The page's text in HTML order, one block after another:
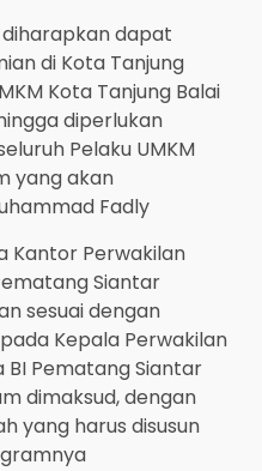
diharapkan dapat
di Kota Tanjung
Kota Tanjung Balai
diperlukan
Pelaku UMKM
yang akan
Fadly
Kantor Perwakilan
Siantar
sesuai dengan
Kepala Perwakilan
BI Pematang Siantar
dimaksud, dengan
yang harus disusun